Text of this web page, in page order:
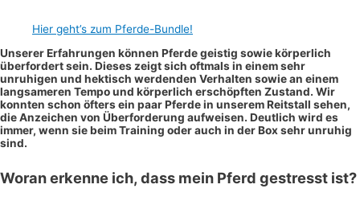
Hier geht’s zum Pferde-Bundle!
Unserer Erfahrungen können Pferde geistig sowie körperlich
überfordert sein. Dieses zeigt sich oftmals in einem sehr
unruhigen und hektisch werdenden Verhalten sowie an einem
langsameren Tempo und körperlich erschöpften Zustand. Wir
konnten schon öfters ein paar Pferde in unserem Reitstall sehen,
die Anzeichen von Überforderung aufweisen. Deutlich wird es
immer, wenn sie beim Training oder auch in der Box sehr unruhig
sind.
Woran erkenne ich, dass mein Pferd gestresst ist?